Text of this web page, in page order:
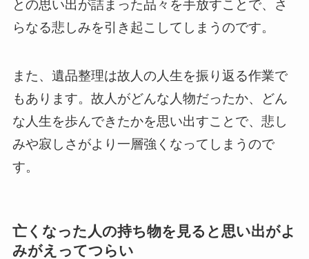
との思い出が詰まった品々を手放すことで、さ
らなる悲しみを引き起こしてしまうのです。
また、遺品整理は故人の人生を振り返る作業で
もあります。故人がどんな人物だったか、どん
な人生を歩んできたかを思い出すことで、悲し
みや寂しさがより一層強くなってしまうので
す。
亡くなった人の持ち物を見ると思い出がよ
みがえってつらい